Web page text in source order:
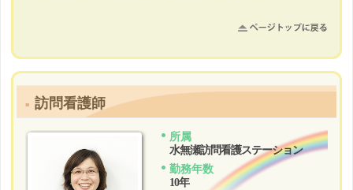
訪問看護師
所属
水無瀬訪問看護ステーション
勤務年数
10年